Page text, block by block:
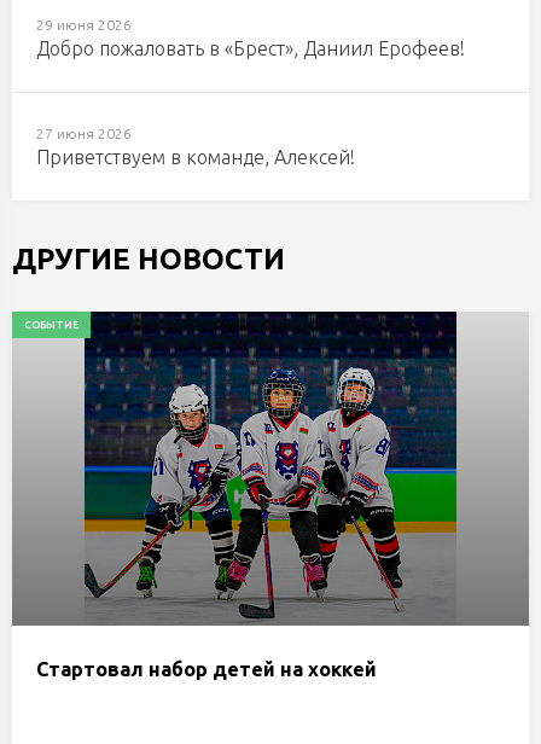
29 июня 2026
Добро пожаловать в «Брест», Даниил Ерофеев!
27 июня 2026
Приветствуем в команде, Алексей!
ДРУГИЕ НОВОСТИ
СОБЫТИЕ
Стартовал набор детей на хоккей